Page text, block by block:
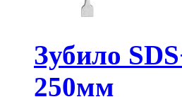
Зубило
250мм